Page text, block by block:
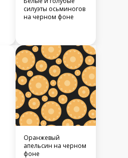
силуэты осьминогов
на черном фоне
Оранжевый
апельсин на черном
фоне